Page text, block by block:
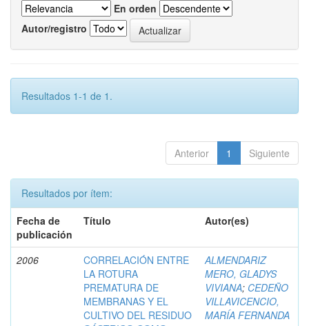
En orden
Autor/registro
Resultados 1-1 de 1.
Anterior 1 Siguiente
Resultados por ítem:
Fecha de
publicación
Título Autor(es)
2006
CORRELACIÓN ENTRE
LA ROTURA
PREMATURA DE
MEMBRANAS Y EL
CULTIVO DEL RESIDUO
ALMENDARIZ
MERO, GLADYS
VIVIANA; CEDEÑO
VILLAVICENCIO,
MARÍA FERNANDA